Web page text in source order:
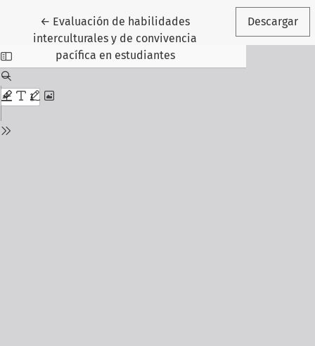
← Volver a los detalles del artículo
Evaluación de habilidades
interculturales y de convivencia
pacífica en estudiantes
Descargar